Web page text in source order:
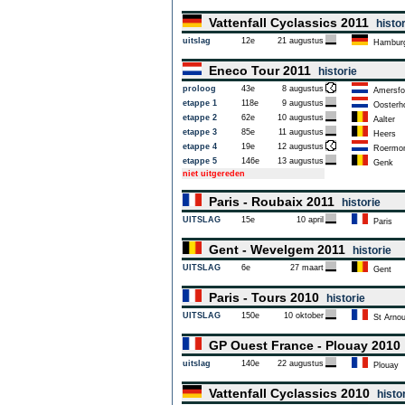
Vattenfall Cyclassics 2011
uitslag 12e 21 augustus
Eneco Tour 2011 historie
proloog 43e 8 augustus
etappe 1
118e 9 augustus
etappe 2
62e 10 augustus
Aalter
etappe 3
85e 11 augustus
Heers
etappe 4
19e 12 augustus
etappe 5
146e 13 augustus
Genk
niet uitgereden
Paris - Roubaix 2011 historie
UITSLAG 15e 10 april Paris
Gent - Wevelgem 2011 historie
UITSLAG 6e 27 maart Gent
Paris - Tours 2010 historie
UITSLAG 150e 10 oktober St
GP Ouest France - Plouay
uitslag 140e 22 augustus Plouay
Vattenfall Cyclassics 2010